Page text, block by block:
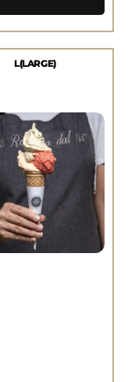
L(LARGE)